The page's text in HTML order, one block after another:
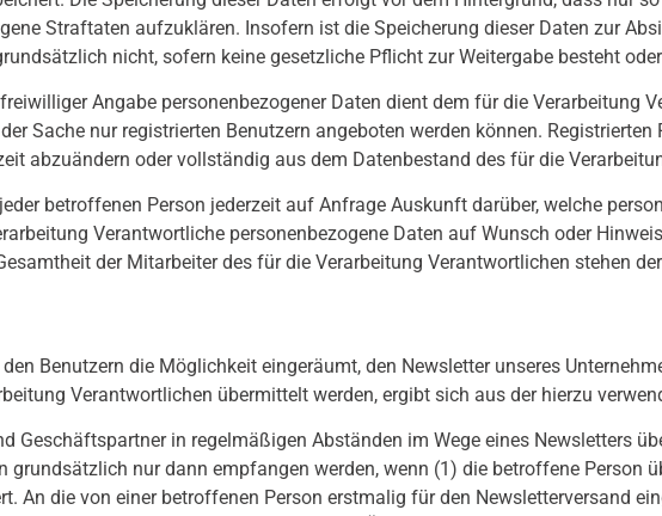
Straftaten aufzuklären. Insofern ist die Speicherung dieser Daten zur
nicht, sofern keine gesetzliche Pflicht zur Weitergabe besteht
Angabe personenbezogener Daten dient dem für die Verarbeitung
Sache nur registrierten Benutzern angeboten werden können.
abzuändern oder vollständig aus dem Datenbestand des für die
betroffenen Person jederzeit auf Anfrage Auskunft darüber, welche
Verantwortliche personenbezogene Daten auf Wunsch oder
der Mitarbeiter des für die Verarbeitung Verantwortlichen stehen
Benutzern die Möglichkeit eingeräumt, den Newsletter unseres
Verantwortlichen übermittelt werden, ergibt sich aus der hierzu
Geschäftspartner in regelmäßigen Abständen im Wege eines Newsletters
grundsätzlich nur dann empfangen werden, wenn (1) die betroffene Person
An die von einer betroffenen Person erstmalig für den Newsletterversand